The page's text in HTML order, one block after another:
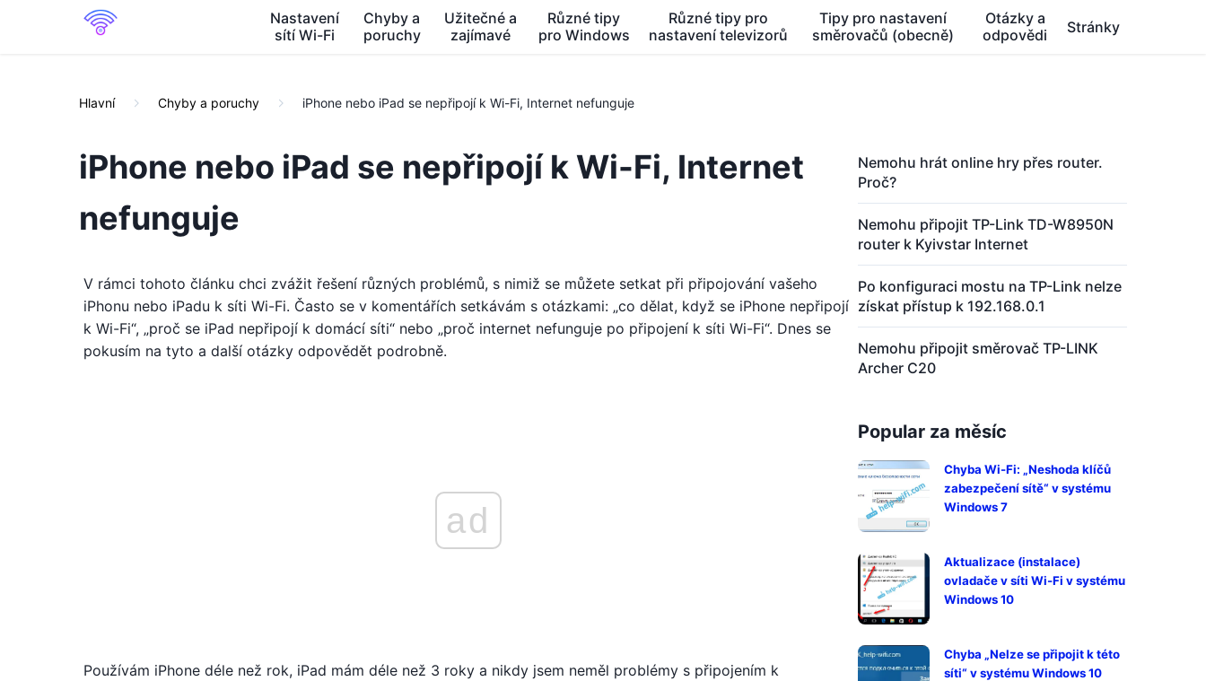
Nastavení
sítí Wi-Fi
Chyby a
poruchy
Užitečné a
zajímavé
Různé tipy
pro Windows
Různé tipy pro
nastavení televizorů
Tipy pro nastavení
směrovačů (obecně)
Otázky a
odpovědi
Stránky
Hlavní Chyby a poruchy iPhone nebo iPad se nepřipojí k Wi-Fi, Internet nefunguje
iPhone nebo iPad se nepřipojí k Wi-Fi, Internet
nefunguje
V rámci tohoto článku chci zvážit řešení různých problémů, s nimiž se můžete setkat při připojování vašeho
iPhonu nebo iPadu k síti Wi-Fi. Často se v komentářích setkávám s otázkami: „co dělat, když se iPhone nepřipojí
k Wi-Fi“, „proč se iPad nepřipojí k domácí síti“ nebo „proč internet nefunguje po připojení k síti Wi-Fi“. Dnes se
pokusím na tyto a další otázky odpovědět podrobně.
ad
Používám iPhone déle než rok, iPad mám déle než 3 roky a nikdy jsem neměl problémy s připojením k
Nemohu hrát online hry přes router.
Proč?
Nemohu připojit TP-Link TD-W8950N
router k Kyivstar Internet
Po konfiguraci mostu na TP-Link nelze
získat přístup k 192.168.0.1
Nemohu připojit směrovač TP-LINK
Archer C20
Popular za měsíc
Chyba Wi-Fi: „Neshoda klíčů
zabezpečení sítě“ v systému
Windows 7
Aktualizace (instalace)
ovladače v síti Wi-Fi v systému
Windows 10
Chyba „Nelze se připojit k této
síti“ v systému Windows 10